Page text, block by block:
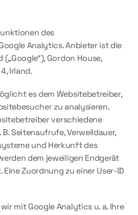
des
Analytics. Anbieter ist die
Gordon House,
Irland.
es dem Websitebetreiber,
zu analysieren.
verschiedene
Seitenaufrufe, Verweildauer,
und Herkunft des
dem jeweiligen Endgerät
Eine Zuordnung zu einer User-ID
mit Google Analytics u. a. Ihre